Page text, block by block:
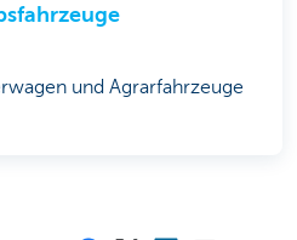
und Agrarfahrzeuge